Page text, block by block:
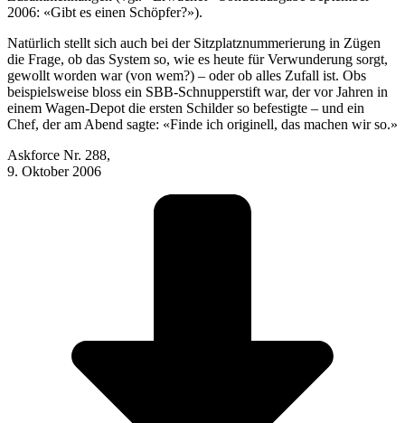
2006: «Gibt es einen Schöpfer?»).
Natürlich stellt sich auch bei der Sitzplatznummerierung in Zügen
die Frage, ob das System so, wie es heute für Verwunderung sorgt,
gewollt worden war (von wem?) – oder ob alles Zufall ist. Obs
beispielsweise bloss ein SBB-Schnupperstift war, der vor Jahren in
einem Wagen-Depot die ersten Schilder so befestigte – und ein
Chef, der am Abend sagte: «Finde ich originell, das machen wir so.»
Askforce Nr. 288,
9. Oktober 2006